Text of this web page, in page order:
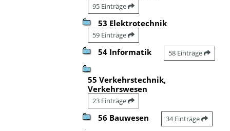
95 Einträge
53 Elektrotechnik
59 Einträge
54 Informatik 58 Einträge
55 Verkehrstechnik,
Verkehrswesen
23 Einträge
56 Bauwesen 34 Einträge